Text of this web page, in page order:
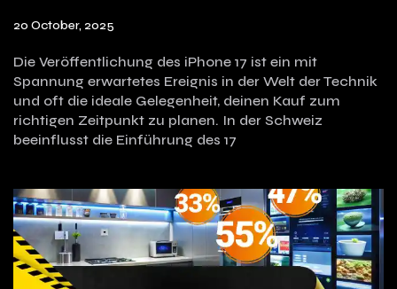
20 October, 2025
Die Veröffentlichung des iPhone 17 ist ein mit
Spannung erwartetes Ereignis in der Welt der Technik
und oft die ideale Gelegenheit, deinen Kauf zum
richtigen Zeitpunkt zu planen. In der Schweiz
beeinflusst die Einführung des 17